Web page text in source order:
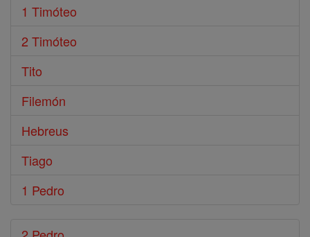
1 Timóteo
2 Timóteo
Tito
Filemón
Hebreus
Tiago
1 Pedro